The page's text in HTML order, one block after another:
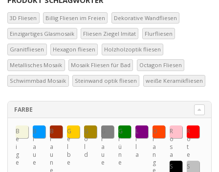
3D Fliesen Billig Fliesen im Freien Dekorative Wandfliesen
Einzigartiges Glasmosaik Fliesen Ziegel Imitat Flurfliesen
Granitfliesen Hexagon fliesen Holzholzoptik fliesen
Metallisches Mosaik Mosaik Fliesen für Bad Octagon Fliesen
Schwimmbad Mosaik Steinwand optik fliesen weiße Keramikfliesen
FARBE
B
e
i
g
e
B
l
a
u
e
B
r
a
u
n
G
e
l
b
e
G
o
l
d
r
a
u
e
G
r
ü
n
e
L
i
l
a
O
r
a
n
g
R
o
s
a
R
o
t
e
S
S